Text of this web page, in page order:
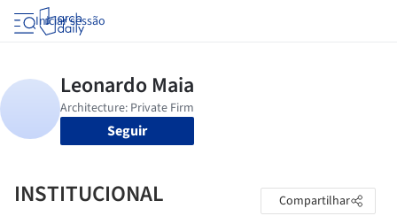
Iniciar sessão
Seguir
INSTITUCIONAL Compartilhar